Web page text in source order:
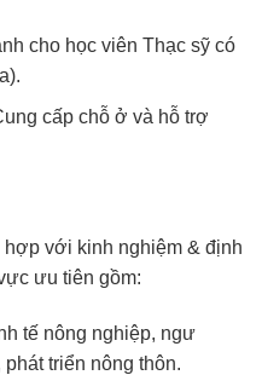
cho học viên Thạc sỹ có
cấp chỗ ở và hỗ trợ
với kinh nghiệm & định
ưu tiên gồm:
tế nông nghiệp, ngư
triển nông thôn.